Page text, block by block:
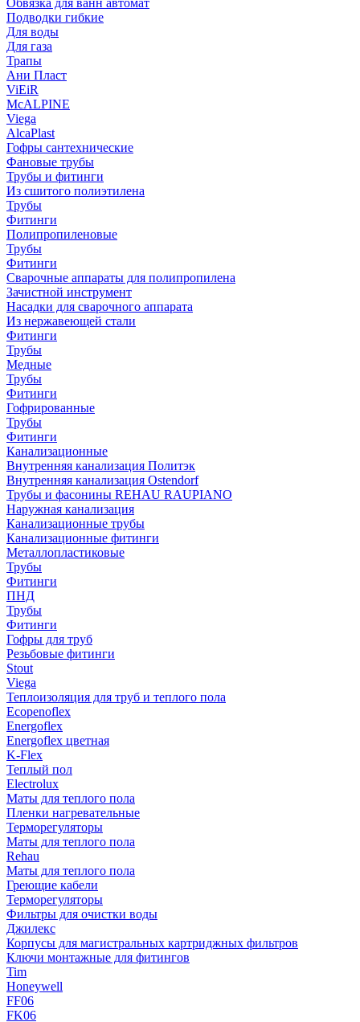
Обвязка для ванн автомат
Подводки гибкие
Для воды
Для газа
Трапы
Ани Пласт
ViEiR
McALPINE
Viega
AlcaPlast
Гофры сантехнические
Фановые трубы
Трубы и фитинги
Из сшитого полиэтилена
Трубы
Фитинги
Полипропиленовые
Трубы
Фитинги
Сварочные аппараты для полипропилена
Зачистной инструмент
Насадки для сварочного аппарата
Из нержавеющей стали
Фитинги
Трубы
Медные
Трубы
Фитинги
Гофрированные
Трубы
Фитинги
Канализационные
Внутренняя канализация Политэк
Внутренняя канализация Ostendorf
Трубы и фасонины REHAU RAUPIANO
Наружная канализация
Канализационные трубы
Канализационные фитинги
Металлопластиковые
Трубы
Фитинги
ПНД
Трубы
Фитинги
Гофры для труб
Резьбовые фитинги
Stout
Viega
Теплоизоляция для труб и теплого пола
Ecopenoflex
Energoflex
Energoflex цветная
K-Flex
Теплый пол
Electrolux
Маты для теплого пола
Пленки нагревательные
Терморегуляторы
Маты для теплого пола
Rehau
Маты для теплого пола
Греющие кабели
Терморегуляторы
Фильтры для очистки воды
Джилекс
Корпусы для магистральных картриджных фильтров
Ключи монтажные для фитингов
Tim
Honeywell
FF06
FK06